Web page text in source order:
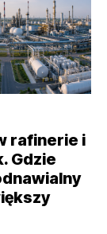
rafinerie i
Gdzie